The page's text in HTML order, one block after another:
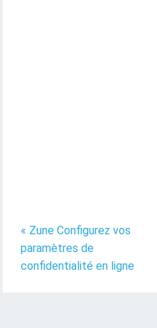
« Zune Configurez vos
paramètres de
confidentialité en ligne